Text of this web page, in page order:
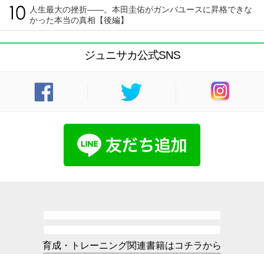
人生最大の挫折――。本田圭佑がガンバユースに昇格できな
かった本当の真相【後編】
ジュニサカ公式SNS
育成・トレーニング関連書籍はコチラから